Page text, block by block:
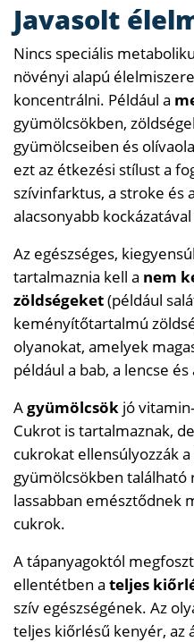
Javasolt
Nincs speciális
növényi alapú
koncentrálni. Például a
gyümölcsökben,
gyümölcseiben és
ezt az étkezési stílust a
szívinfarktus, a stroke és
alacsonyabb
Az egészséges,
tartalmaznia kell a nem
zöldségeket(például
keményítőtartalmú
olyanokat, amelyek
például a bab, a lencse
Agyümölcsök jó
Cukrot is tartalmaznak,
cukrokat ellensúlyozzák
gyümölcsökben
lassabban emésztődnek
cukrok.
A tápanyagoktól
ellentétben a teljes
szív egészségének. Az
teljes kiőrlésű kenyér, az